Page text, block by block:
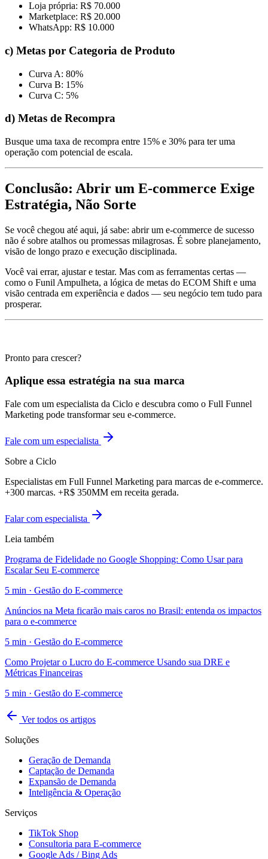
Loja própria: R$ 70.000
Marketplace: R$ 20.000
WhatsApp: R$ 10.000
c) Metas por Categoria de Produto
Curva A: 80%
Curva B: 15%
Curva C: 5%
d) Metas de Recompra
Busque uma taxa de recompra entre 15% e 30% para ter uma
operação com potencial de escala.
Conclusão: Abrir um E-commerce Exige
Estratégia, Não Sorte
Se você chegou até aqui, já sabe: abrir um e-commerce de sucesso
não é sobre atalhos ou promessas milagrosas. É sobre planejamento,
visão de longo prazo e execução disciplinada.
Você vai errar, ajustar e testar. Mas com as ferramentas certas —
como o Funil Ampulheta, a lógica de metas do ECOM Shift e uma
visão centrada em experiência e dados — seu negócio tem tudo para
prosperar.
Pronto para crescer?
Aplique essa estratégia na sua marca
Fale com um especialista da Ciclo e descubra como o Full Funnel
Marketing pode transformar seu e-commerce.
Fale com um especialista
Sobre a Ciclo
Especialistas em Full Funnel Marketing para marcas de e-commerce.
+300 marcas. +R$ 350MM em receita gerada.
Falar com especialista
Leia também
Programa de Fidelidade no Google Shopping: Como Usar para
Escalar Seu E-commerce
5 min · Gestão do E-commerce
Anúncios na Meta ficarão mais caros no Brasil: entenda os impactos
para o e-commerce
5 min · Gestão do E-commerce
Como Projetar o Lucro do E-commerce Usando sua DRE e
Métricas Financeiras
5 min · Gestão do E-commerce
Ver todos os artigos
Soluções
Geração de Demanda
Captação de Demanda
Expansão de Demanda
Inteligência & Operação
Serviços
TikTok Shop
Consultoria para E-commerce
Google Ads / Bing Ads